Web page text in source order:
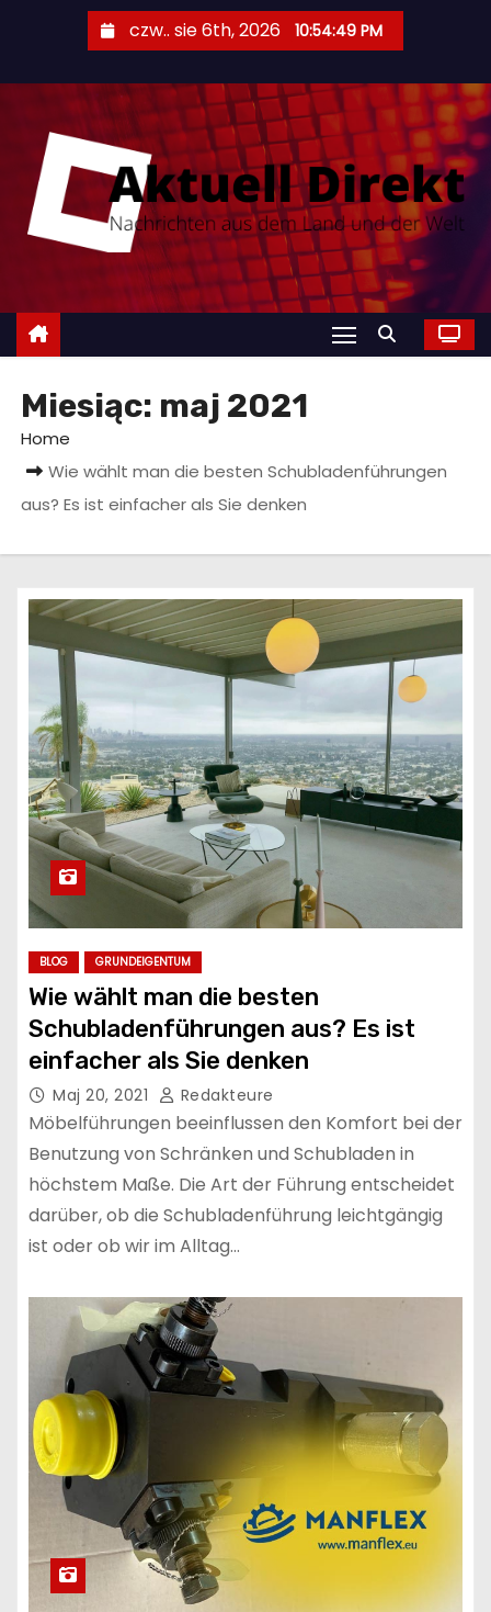
e
n
czw.. sie 6th, 2026 10:54:50 PM
Miesiąc: maj 2021
Home
Wie wählt man die besten Schubladenführungen
aus? Es ist einfacher als Sie denken
BLOG GRUNDEIGENTUM
Wie wählt man die besten
Schubladenführungen aus? Es ist
einfacher als Sie denken
Maj 20, 2021 Redakteure
Möbelführungen beeinflussen den Komfort bei der
Benutzung von Schränken und Schubladen in
höchstem Maße. Die Art der Führung entscheidet
darüber, ob die Schubladenführung leichtgängig
ist oder ob wir im Alltag…